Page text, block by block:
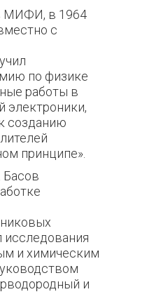
МИФИ, в 1964
с
по физике
работы в
электроники,
созданию
принципе».
Басов
исследования
и химическим
и